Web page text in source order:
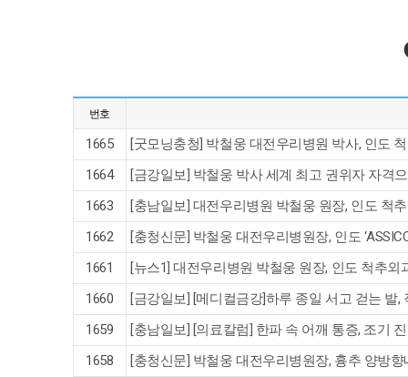
번호
1665
[굿모닝충청] 박철웅 대전우리병원 박사, 인도
1664
[금강일보] 박철웅 박사 세계 최고 권위자 자격
1663
[충남일보] 대전우리병원 박철웅 원장, 인도 척
1662
[충청신문] 박철웅 대전우리병원장, 인도
1661
[뉴스1] 대전우리병원 박철웅 원장, 인도 척추
1660
[금강일보] [메디컬금강]하루 종일 서고 걷는 발
1659
[충남일보] [의료칼럼] 한파 속 어깨 통증, 조기
1658
[충청신문] 박철웅 대전우리병원장, 흉추 양방